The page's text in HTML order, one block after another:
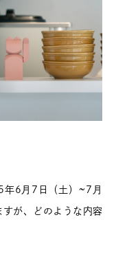
6月7日（土）~7月
が、どのような内容